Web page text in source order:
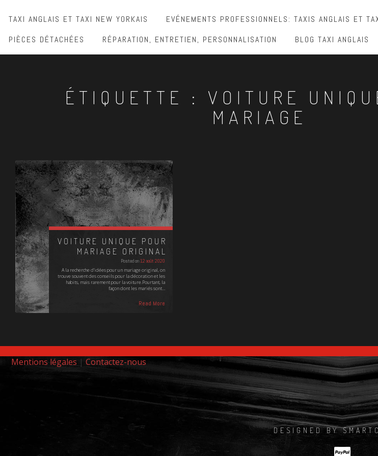
TAXI ANGLAIS ET TAXI NEW YORKAIS EVÉNEMENTS PROFESSIONNELS: TAXIS ANGLAIS ET
PIÈCES DÉTACHÉES
RÉPARATION, ENTRETIEN, PERSONNALISATION BLOG TAXI ANGLAIS
ÉTIQUETTE : VOITURE
MARIAGE
VOITURE UNIQUE POUR
MARIAGE ORIGINAL
Posted on12 août 2020
A la recherche d'idées pour un mariage original, on
trouve souvent des conseils pour la décoration et les
habits, mais rarement pour la voiture.Pourtant, la
façon dont les mariés sont…
Read More
Mentions légales | Contactez-nous
DESIGNED BY